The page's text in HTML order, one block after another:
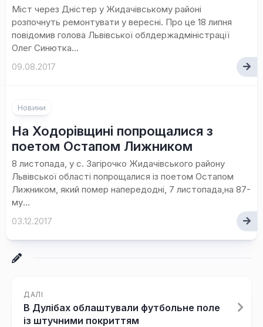
Міст через Дністер у Жидачівському районі
розпочнуть ремонтувати у вересні. Про це 18 липня
повідомив голова Львівської облдержадміністрації
Олег Синютка...
09.08.2017
Новини
На Ходорівщині попрощалися з
поетом Остапом Лижником
8 листопада, у с. Загірочко Жидачівського району
Львівської області попрощалися із поетом Остапом
Лижником, який помер напередодні, 7 листопада,на 87-
му...
03.12.2017
ДАЛІ
В Дулібах облаштували футбольне поле
із штучними покриттям